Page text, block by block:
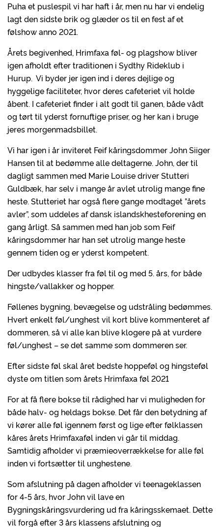
Puha et puslespil vi har haft i år, men nu har vi endelig
lagt den sidste brik og glæder os til en fest af et
følshow anno 2021.
Årets begivenhed, Hrimfaxa føl- og plagshow bliver
igen afholdt efter traditionen i Sydthy Rideklub i
Hurup. Vi byder jer igen ind i deres dejlige og
hyggelige faciliteter, hvor deres cafeteriet vil holde
åbent. I cafeteriet finder i alt godt til ganen, både vådt
og tørt til yderst fornuftige priser, og her kan i bruge
jeres morgenmadsbillet.
Vi har igen i år inviteret Feif kåringsdommer John Siiger
Hansen til at bedømme alle deltagerne. John, der til
dagligt sammen med Marie Louise driver Stutteri
Guldbæk, har selv i mange år avlet utrolig mange fine
heste. Stutteriet har også flere gange modtaget ”årets
avler”, som uddeles af dansk islandskhesteforening en
gang årligt. Så sammen med han job som Feif
kåringsdommer har han set utrolig mange heste
gennem tiden og er yderst kompetent.
Der udbydes klasser fra føl til og med 5. års, for både
hingste/vallakker og hopper.
Føllenes bygning, bevægelse og udstråling bedømmes.
Hvert enkelt føl/unghest vil kort blive kommenteret af
dommeren, så vi alle kan blive klogere på at vurdere
føl/unghest – se det samme som dommeren ser.
Efter sidste føl skal året bedste hoppeføl og hingsteføl
dyste om titlen som årets Hrimfaxa føl 2021
For at få flere bokse til rådighed har vi muligheden for
både halv- og heldags bokse. Det får den betydning af
vi kører alle føl igennem først og lige efter følklassen
kåres årets Hrimfaxaføl inden vi går til middag.
Samtidig afholder vi præmieoverrækkelse for alle føl
inden vi fortsætter til unghestene.
Som afslutning på dagen afholder vi teenageklassen
for 4-5 års, hvor John vil lave en
Bygningskåringsvurdering ud fra kåringsskemaet. Dette
vil forgå efter 3 års klassens afslutning og